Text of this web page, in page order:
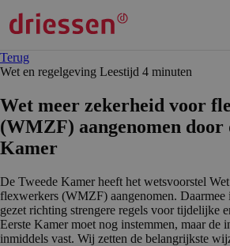
Terug
Wet en regelgeving Leestijd 4 minuten
Wet meer zekerheid voor
(WMZF) aangenomen door
Kamer
De Tweede Kamer heeft het wetsvoorstel
flexwerkers (WMZF) aangenomen. Daarmee
gezet richting strengere regels voor tijdelijke
Eerste Kamer moet nog instemmen, maar de
inmiddels vast. Wij zetten de belangrijkste